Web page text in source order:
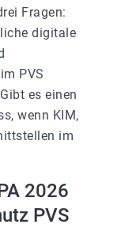
Fragen:
digitale
PVS
es einen
wenn KIM,
im
2026
PVS